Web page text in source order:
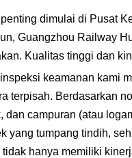
dimulai di Pusat
Guangzhou Railway
Kualitas tinggi dan
keamanan kami
terpisah. Berdasarkan
dan campuran (atau
yang tumpang tindih,
hanya memiliki